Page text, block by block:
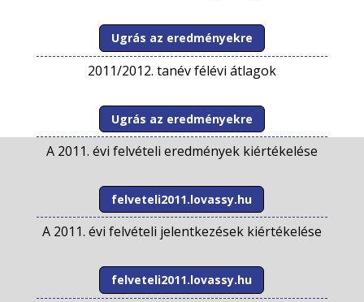
Ugrás az eredményekre
2011/2012. tanév félévi átlagok
Ugrás az eredményekre
A 2011. évi felvételi eredmények kiértékelése
felveteli2011.lovassy.hu
A 2011. évi felvételi jelentkezések kiértékelése
felveteli2011.lovassy.hu